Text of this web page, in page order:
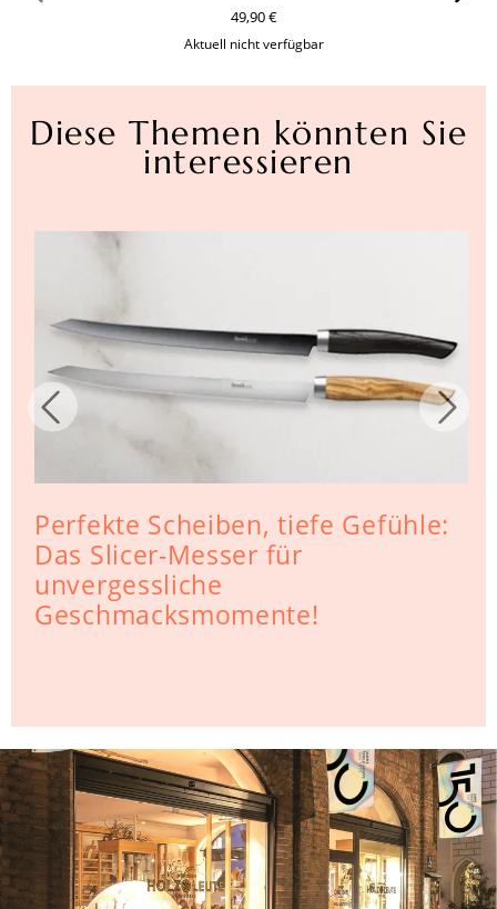
49,90 €
Aktuell nicht verfügbar
Diese Themen könnten Sie
interessieren
Perfekte Scheiben, tiefe Gefühle:
Das Slicer-Messer für
unvergessliche
Geschmacksmomente!